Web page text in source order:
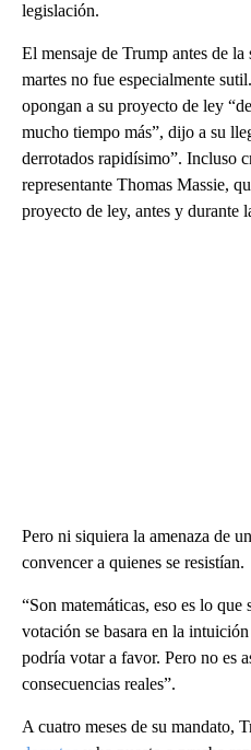
legislación.
El mensaje de Trump antes de la
martes no fue especialmente
opongan a su proyecto de ley
mucho tiempo más”, dijo a su
derrotados rapidísimo”. Incluso
representante Thomas Massie,
proyecto de ley, antes y durante
Pero ni siquiera la amenaza de
convencer a quienes se resistían.
“Son matemáticas, eso es lo que
votación se basara en la
podría votar a favor. Pero no es
consecuencias reales”.
A cuatro meses de su mandato,